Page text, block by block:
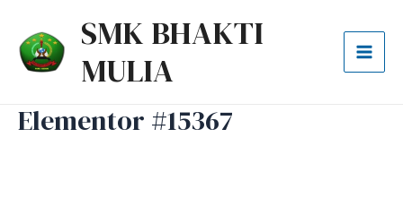
konten
SMK BHAKTI
MULIA
Elementor #15367